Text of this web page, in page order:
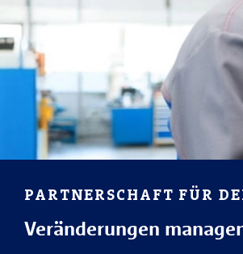
PARTNERSCHAFT FÜR
Veränderungen